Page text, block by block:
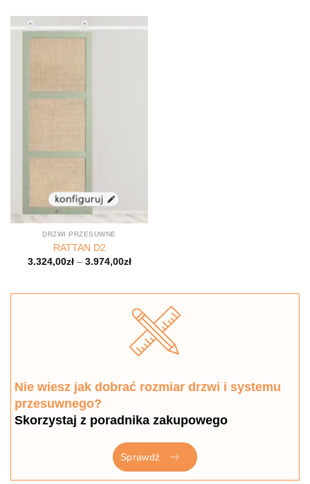
DRZWI PRZESUWNE
RATTAN D2
3.324,00zł– 3.974,00zł
Nie wiesz jak dobrać rozmiar drzwi i systemu
przesuwnego?
Skorzystaj z poradnika zakupowego
Sprawdź